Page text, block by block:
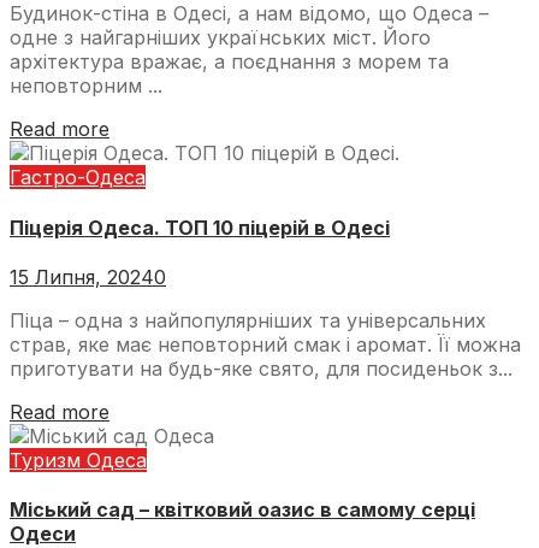
Будинок-стіна в Одесі, а нам відомо, що Одеса –
одне з найгарніших українських міст. Його
архітектура вражає, а поєднання з морем та
неповторним ...
Read more
Гастро-Одеса
Піцерія Одеса. ТОП 10 піцерій в Одесі
15 Липня, 20240
Піца – одна з найпопулярніших та універсальних
страв, яке має неповторний смак і аромат. Її можна
приготувати на будь-яке свято, для посиденьок з...
Read more
Туризм Одеса
Міський сад – квітковий оазис в самому серці
Одеси